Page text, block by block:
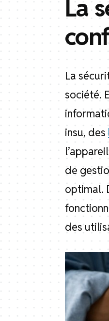
La
La
société.
insu, des
de
optimal.
des